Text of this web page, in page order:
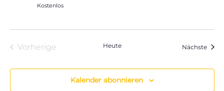
Kostenlos
Vorherige
Heute Nächste
Kalender abonnieren